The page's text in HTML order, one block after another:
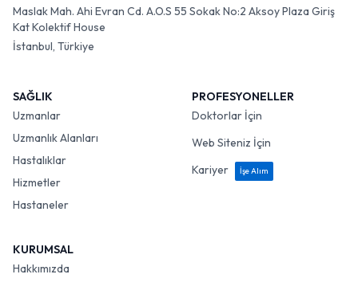
Maslak Mah. Ahi Evran Cd. A.O.S 55 Sokak No:2 Aksoy Plaza Giriş
Kat Kolektif House
İstanbul, Türkiye
SAĞLIK
Uzmanlar
Uzmanlık Alanları
Hastalıklar
Hizmetler
Hastaneler
PROFESYONELLER
Doktorlar İçin
Web Siteniz İçin
Kariyer
İşe Alım
KURUMSAL
Hakkımızda